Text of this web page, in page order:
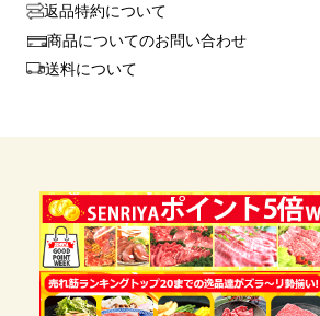
返品特約について
商品についてのお問い合わせ
送料について